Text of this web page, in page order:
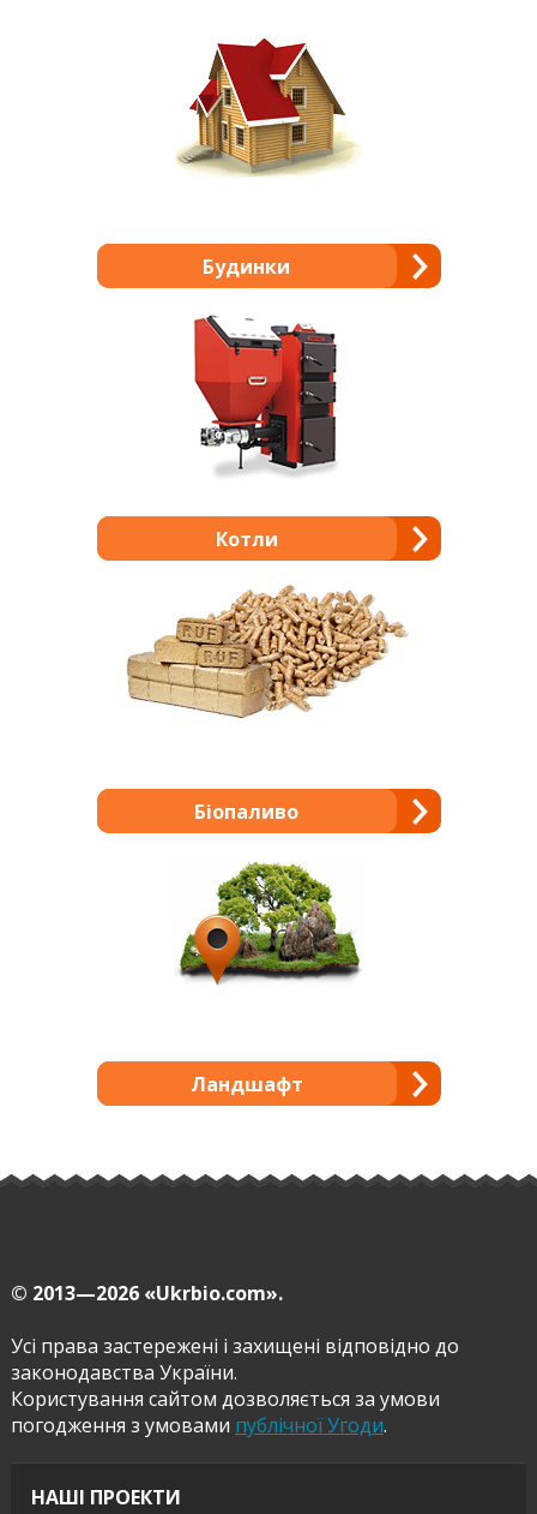
Будинки
Котли
Біопаливо
Ландшафт
© 2013—2026 «Ukrbio.com».
Усі права застережені і захищені відповідно до
законодавства України.
Користування сайтом дозволяється за умови
погодження з умовами публічної Угоди.
НАШІ ПРОЕКТИ